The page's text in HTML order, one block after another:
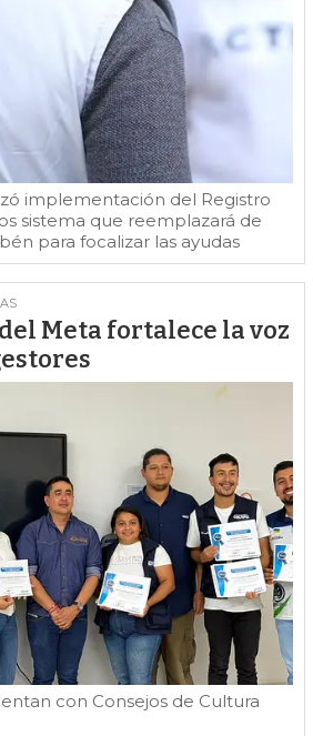
implementación del Registro
sistema que reemplazará de
para focalizar las ayudas
Meta fortalece la voz
con Consejos de Cultura